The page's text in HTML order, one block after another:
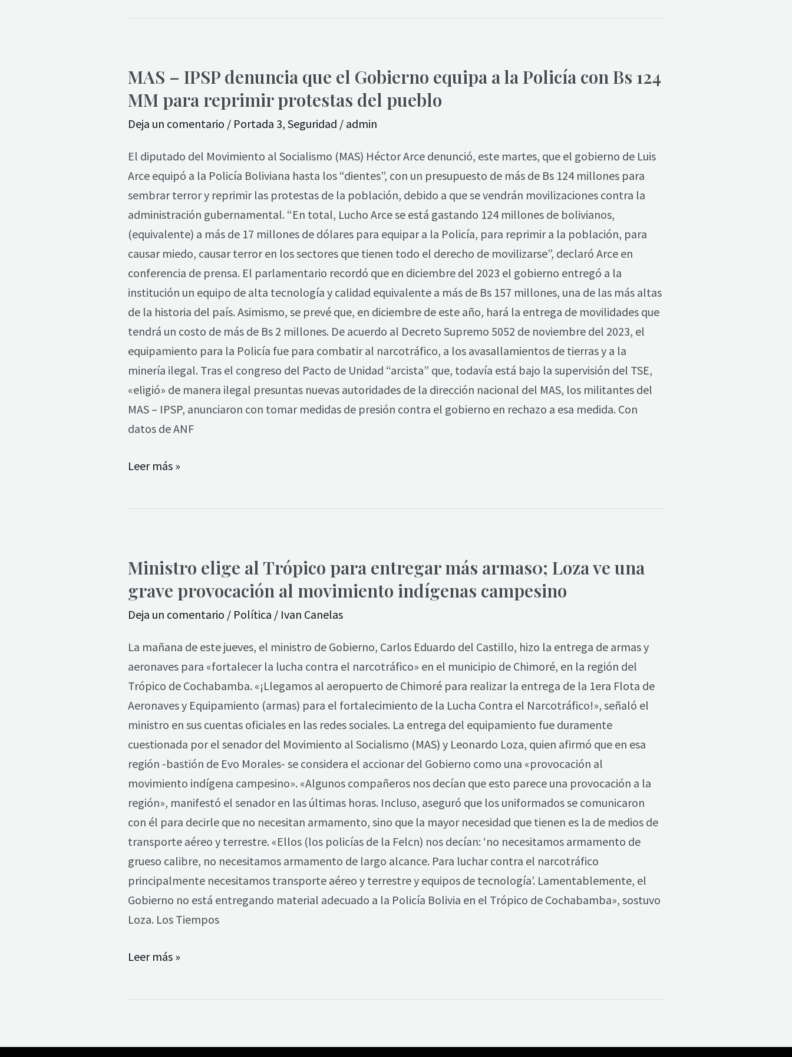
MAS – IPSP denuncia que el Gobierno equipa a la Policía con Bs 124
MM para reprimir protestas del pueblo
Deja un comentario / Portada 3, Seguridad / admin
El diputado del Movimiento al Socialismo (MAS) Héctor Arce denunció, este martes, que el gobierno de Luis
Arce equipó a la Policía Boliviana hasta los “dientes”, con un presupuesto de más de Bs 124 millones para
sembrar terror y reprimir las protestas de la población, debido a que se vendrán movilizaciones contra la
administración gubernamental. “En total, Lucho Arce se está gastando 124 millones de bolivianos,
(equivalente) a más de 17 millones de dólares para equipar a la Policía, para reprimir a la población, para
causar miedo, causar terror en los sectores que tienen todo el derecho de movilizarse”, declaró Arce en
conferencia de prensa. El parlamentario recordó que en diciembre del 2023 el gobierno entregó a la
institución un equipo de alta tecnología y calidad equivalente a más de Bs 157 millones, una de las más altas
de la historia del país. Asimismo, se prevé que, en diciembre de este año, hará la entrega de movilidades que
tendrá un costo de más de Bs 2 millones. De acuerdo al Decreto Supremo 5052 de noviembre del 2023, el
equipamiento para la Policía fue para combatir al narcotráfico, a los avasallamientos de tierras y a la
minería ilegal. Tras el congreso del Pacto de Unidad “arcista” que, todavía está bajo la supervisión del TSE,
«eligió» de manera ilegal presuntas nuevas autoridades de la dirección nacional del MAS, los militantes del
MAS – IPSP, anunciaron con tomar medidas de presión contra el gobierno en rechazo a esa medida. Con
datos de ANF
–
IPSP
que
el
Gobierno
equipa
a
la
Policía
con
Bs
124
MM
para
reprimir
protestas
del
pueblo
Leer más »
Ministro elige al Trópico para entregar más armas0; Loza ve una
grave provocación al movimiento indígenas campesino
Deja un comentario / Política / Ivan Canelas
La mañana de este jueves, el ministro de Gobierno, Carlos Eduardo del Castillo, hizo la entrega de armas y
aeronaves para «fortalecer la lucha contra el narcotráfico» en el municipio de Chimoré, en la región del
Trópico de Cochabamba. «¡Llegamos al aeropuerto de Chimoré para realizar la entrega de la 1era Flota de
Aeronaves y Equipamiento (armas) para el fortalecimiento de la Lucha Contra el Narcotráfico!», señaló el
ministro en sus cuentas oficiales en las redes sociales. La entrega del equipamiento fue duramente
cuestionada por el senador del Movimiento al Socialismo (MAS) y Leonardo Loza, quien afirmó que en esa
región -bastión de Evo Morales- se considera el accionar del Gobierno como una «provocación al
movimiento indígena campesino». «Algunos compañeros nos decían que esto parece una provocación a la
región», manifestó el senador en las últimas horas. Incluso, aseguró que los uniformados se comunicaron
con él para decirle que no necesitan armamento, sino que la mayor necesidad que tienen es la de medios de
transporte aéreo y terrestre. «Ellos (los policías de la Felcn) nos decían: ‘no necesitamos armamento de
grueso calibre, no necesitamos armamento de largo alcance. Para luchar contra el narcotráfico
principalmente necesitamos transporte aéreo y terrestre y equipos de tecnología’. Lamentablemente, el
Gobierno no está entregando material adecuado a la Policía Bolivia en el Trópico de Cochabamba», sostuvo
Loza. Los Tiempos
elige
al
para
entregar
más
armas0;
Loza
ve
una
grave
provocación
al
movimiento
indígenas
campesino
Leer más »